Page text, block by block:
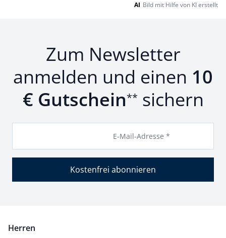
AI Bild mit Hilfe von KI erstellt
Zum Newsletter
anmelden und einen 10
€ Gutschein** sichern
E-Mail-Adresse *
Kostenfrei abonnieren
Herren